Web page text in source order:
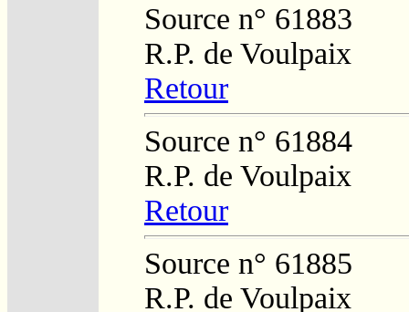
Source n° 61883
R.P. de Voulpaix
Retour
Source n° 61884
R.P. de Voulpaix
Retour
Source n° 61885
R.P. de Voulpaix